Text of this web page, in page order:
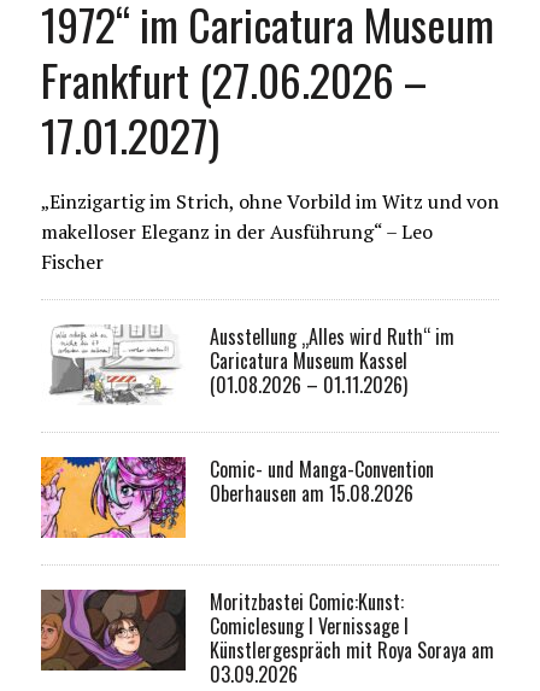
1972“ im Caricatura Museum
Frankfurt (27.06.2026 –
17.01.2027)
„Einzigartig im Strich, ohne Vorbild im Witz und von
makelloser Eleganz in der Ausführung“ – Leo
Fischer
Ausstellung „Alles wird Ruth“ im
Caricatura Museum Kassel
(01.08.2026 – 01.11.2026)
Comic- und Manga-Convention
Oberhausen am 15.08.2026
Moritzbastei Comic:Kunst:
Comiclesung I Vernissage I
Künstlergespräch mit Roya Soraya am
03.09.2026